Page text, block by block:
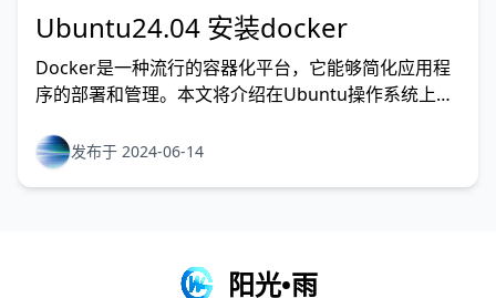
Ubuntu24.04 安装docker
Docker是一种流行的容器化平台，它能够简化应用程
序的部署和管理。本文将介绍在Ubuntu操作系统上安
建和运行容器化应用程序。1、安装环境及系统更新
Ubuntu24.04系统安装dockerapt updateapt
发布于 2024-06-14
阳光•雨